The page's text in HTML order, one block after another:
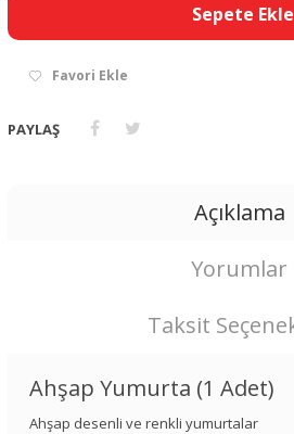
Sepete Ekle
Favori Ekle
PAYLAŞ
Açıklama
Yorumlar
Taksit
Ahşap Yumurta (1 Adet)
Ahşap desenli ve renkli yumurtalar